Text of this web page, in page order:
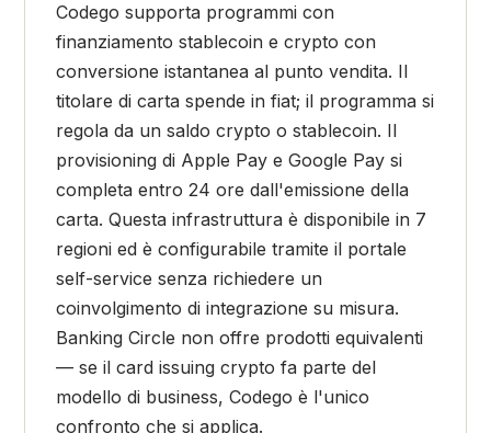
Codego supporta programmi con
finanziamento stablecoin e crypto con
conversione istantanea al punto vendita. Il
titolare di carta spende in fiat; il programma si
regola da un saldo crypto o stablecoin. Il
provisioning di Apple Pay e Google Pay si
completa entro 24 ore dall'emissione della
carta. Questa infrastruttura è disponibile in 7
regioni ed è configurabile tramite il portale
self-service senza richiedere un
coinvolgimento di integrazione su misura.
Banking Circle non offre prodotti equivalenti
— se il card issuing crypto fa parte del
modello di business, Codego è l'unico
confronto che si applica.